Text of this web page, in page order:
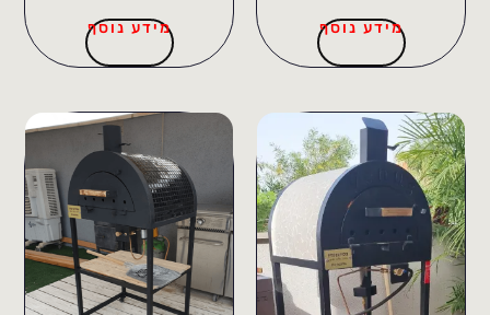
מידע נוסף מידע נוסף